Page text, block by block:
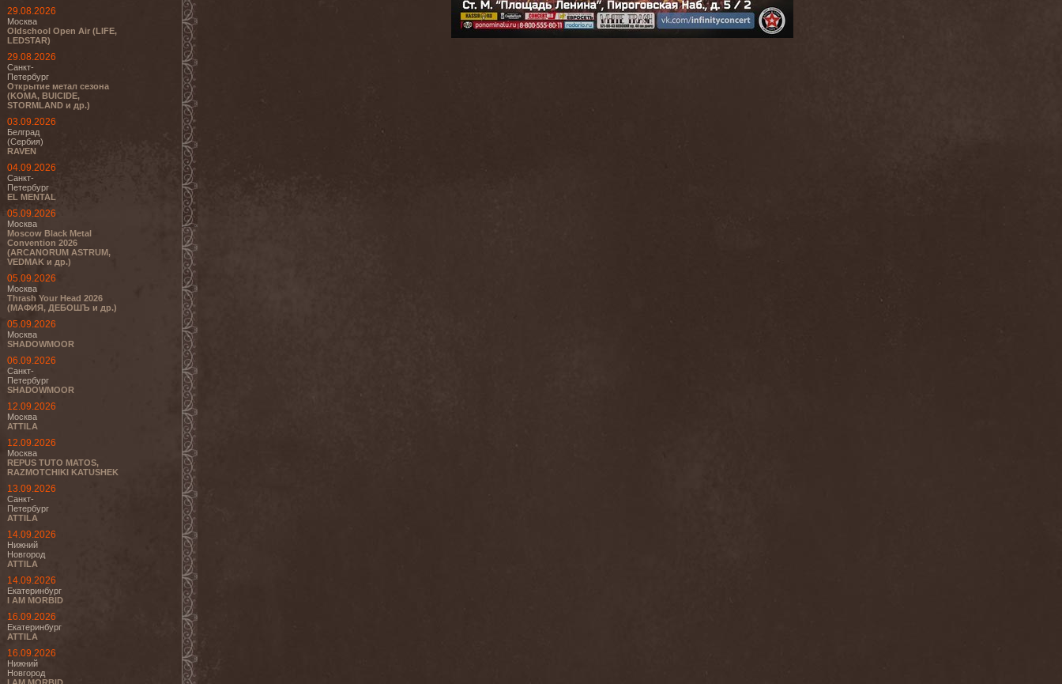
29.08.2026
Москва
Oldschool Open Air (LIFE,
LEDSTAR)
29.08.2026
Санкт-
Петербург
Открытие метал сезона
(KOMA, BUICIDE,
STORMLAND и др.)
03.09.2026
Белград
(Сербия)
RAVEN
04.09.2026
Санкт-
Петербург
EL MENTAL
05.09.2026
Москва
Moscow Black Metal
Convention 2026
(ARCANORUM ASTRUM,
VEDMAK и др.)
05.09.2026
Москва
Thrash Your Head 2026
(МАФИЯ, ДЕБОШЪ и др.)
05.09.2026
Москва
SHADOWMOOR
06.09.2026
Санкт-
Петербург
SHADOWMOOR
12.09.2026
Москва
ATTILA
12.09.2026
Москва
REPUS TUTO MATOS,
RAZMOTCHIKI KATUSHEK
13.09.2026
Санкт-
Петербург
ATTILA
14.09.2026
Нижний
Новгород
ATTILA
14.09.2026
Екатеринбург
I AM MORBID
16.09.2026
Екатеринбург
ATTILA
16.09.2026
Нижний
Новгород